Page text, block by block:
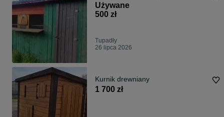
Używane
500 zł
Tupadły
26 lipca 2026
Kurnik drewniany
1 700 zł